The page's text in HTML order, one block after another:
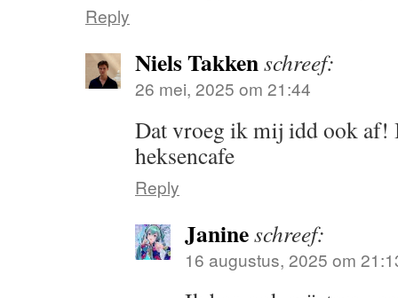
Reply
Niels Takkenschreef:
26 mei, 2025 om 21:44
Dat vroeg ik mij idd ook af!
heksencafe
Reply
Janineschreef:
16 augustus, 2025 om